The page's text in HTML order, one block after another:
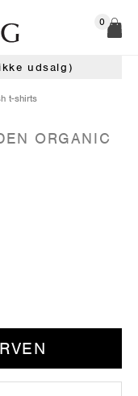
0
udsalg)
t-shirts
ORGANIC